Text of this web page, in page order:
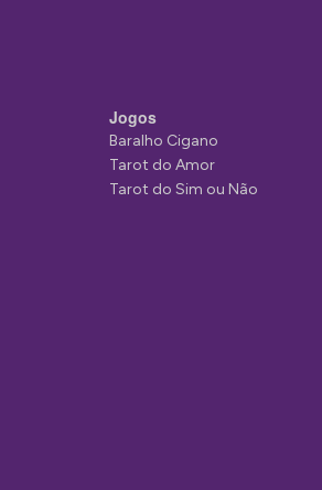
Jogos
Baralho Cigano
Tarot do Amor
Tarot do Sim ou Não